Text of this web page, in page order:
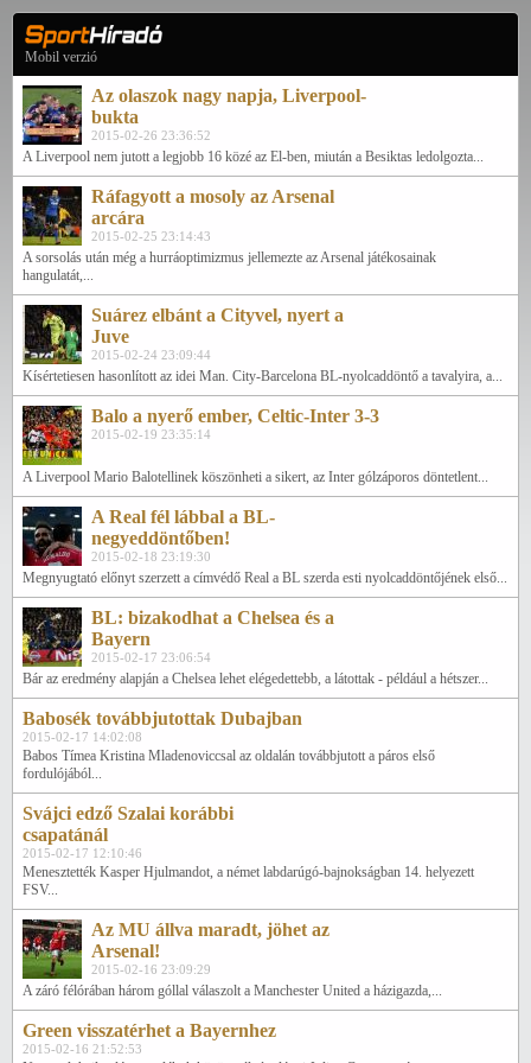
Mobil verzió
Az olaszok nagy napja, Liverpool-
bukta
2015-02-26 23:36:52
A Liverpool nem jutott a legjobb 16 közé az El-ben, miután a Besiktas ledolgozta...
Ráfagyott a mosoly az Arsenal
arcára
2015-02-25 23:14:43
A sorsolás után még a hurráoptimizmus jellemezte az Arsenal játékosainak
hangulatát,...
Suárez elbánt a Cityvel, nyert a
Juve
2015-02-24 23:09:44
Kísértetiesen hasonlított az idei Man. City-Barcelona BL-nyolcaddöntő a tavalyira, a...
Balo a nyerő ember, Celtic-Inter 3-3
2015-02-19 23:35:14
A Liverpool Mario Balotellinek köszönheti a sikert, az Inter gólzáporos döntetlent...
A Real fél lábbal a BL-
negyeddöntőben!
2015-02-18 23:19:30
Megnyugtató előnyt szerzett a címvédő Real a BL szerda esti nyolcaddöntőjének első...
BL: bizakodhat a Chelsea és a
Bayern
2015-02-17 23:06:54
Bár az eredmény alapján a Chelsea lehet elégedettebb, a látottak - például a hétszer...
Babosék továbbjutottak Dubajban
2015-02-17 14:02:08
Babos Tímea Kristina Mladenoviccsal az oldalán továbbjutott a páros első
fordulójából...
Svájci edző Szalai korábbi
csapatánál
2015-02-17 12:10:46
Menesztették Kasper Hjulmandot, a német labdarúgó-bajnokságban 14. helyezett
FSV...
Az MU állva maradt, jöhet az
Arsenal!
2015-02-16 23:09:29
A záró félórában három góllal válaszolt a Manchester United a házigazda,...
Green visszatérhet a Bayernhez
2015-02-16 21:52:53